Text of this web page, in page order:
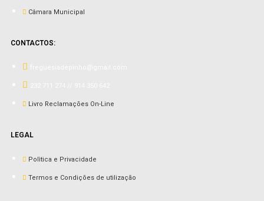
Câmara Municipal
CONTACTOS:
Livro Reclamações On-Line
LEGAL
Polìtica e Privacidade
Termos e Condições de utilização